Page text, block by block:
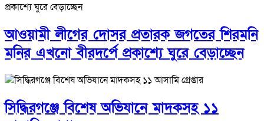
আওয়ামী লীগের দোসর প্রতারক জগতের শিরমনি
মনির এখনো বীরদর্পে প্রকাশ্যে ঘুরে বেড়াচ্ছেন
সিদ্ধিরগঞ্জে বিশেষ অভিযানে মাদকসহ ১১